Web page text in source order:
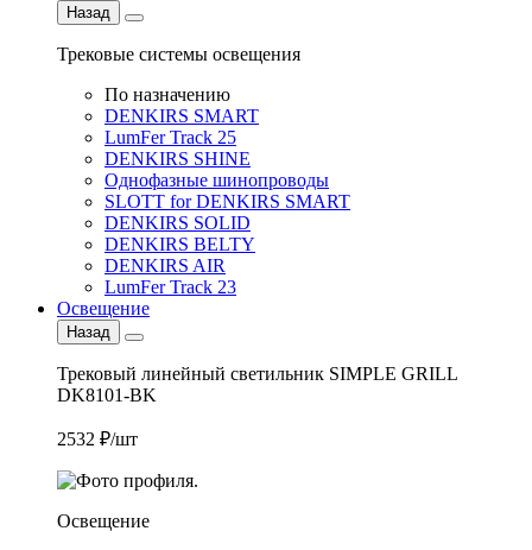
Назад
Трековые системы освещения
По назначению
DENKIRS SMART
LumFer Track 25
DENKIRS SHINE
Однофазные шинопроводы
SLOTT for DENKIRS SMART
DENKIRS SOLID
DENKIRS BELTY
DENKIRS AIR
LumFer Track 23
Освещение
Назад
Трековый линейный светильник SIMPLE GRILL
DK8101-BK
2532 ₽/шт
Освещение